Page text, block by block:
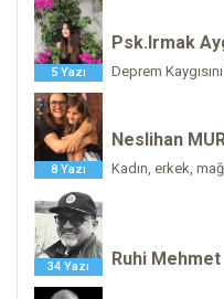
5 Yazı
Psk.Irmak
Deprem
8 Yazı
Neslihan
Kadın, erkek,
34 Yazı Ruhi Mehmet